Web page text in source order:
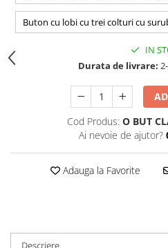
Buton cu lobi cu trei colturi cu
IN
Durata de livrare:
Cod Produs: O BUT
Ai nevoie de ajutor?
Adauga la Favorite
Descriere